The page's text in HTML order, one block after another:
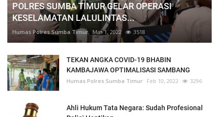
POLRES SUMBA TIMUR GELAR OPERASI
KESELAMATAN LALULINTAS...
Humas Polres Sumba Timur Mar 1, 2022 3518
TEKAN ANGKA COVID-19 BHABIN
KAMBAJAWA OPTIMALISASI SAMBANG
Humas Polres Sumba Timur Feb 10, 2022 3296
Ahli Hukum Tata Negara: Sudah Profesional